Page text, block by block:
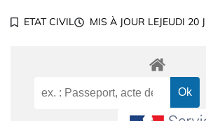
ETAT CIVIL MIS À JOUR LEJEUDI 20